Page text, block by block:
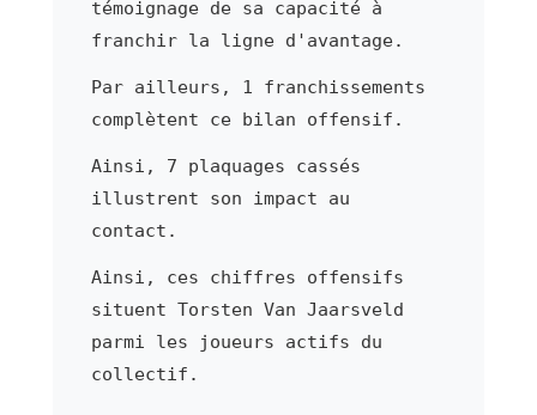
témoignage de sa capacité à
franchir la ligne d'avantage.
Par ailleurs, 1 franchissements
complètent ce bilan offensif.
Ainsi, 7 plaquages cassés
illustrent son impact au
contact.
Ainsi, ces chiffres offensifs
situent Torsten Van Jaarsveld
parmi les joueurs actifs du
collectif.